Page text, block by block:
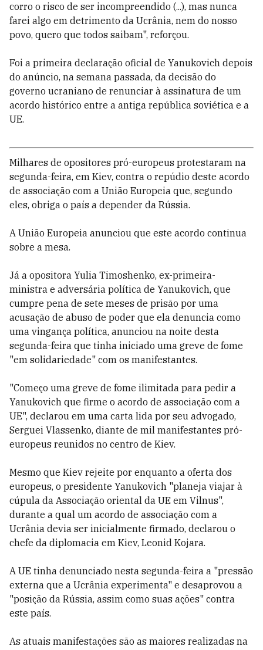
corro o risco de ser incompreendido (...), mas nunca
farei algo em detrimento da Ucrânia, nem do nosso
povo, quero que todos saibam", reforçou.
Foi a primeira declaração oficial de Yanukovich depois
do anúncio, na semana passada, da decisão do
governo ucraniano de renunciar à assinatura de um
acordo histórico entre a antiga república soviética e a
UE.
Milhares de opositores pró-europeus protestaram na
segunda-feira, em Kiev, contra o repúdio deste acordo
de associação com a União Europeia que, segundo
eles, obriga o país a depender da Rússia.
A União Europeia anunciou que este acordo continua
sobre a mesa.
Já a opositora Yulia Timoshenko, ex-primeira-
ministra e adversária política de Yanukovich, que
cumpre pena de sete meses de prisão por uma
acusação de abuso de poder que ela denuncia como
uma vingança política, anunciou na noite desta
segunda-feira que tinha iniciado uma greve de fome
"em solidariedade" com os manifestantes.
"Começo uma greve de fome ilimitada para pedir a
Yanukovich que firme o acordo de associação com a
UE", declarou em uma carta lida por seu advogado,
Serguei Vlassenko, diante de mil manifestantes pró-
europeus reunidos no centro de Kiev.
Mesmo que Kiev rejeite por enquanto a oferta dos
europeus, o presidente Yanukovich "planeja viajar à
cúpula da Associação oriental da UE em Vilnus",
durante a qual um acordo de associação com a
Ucrânia devia ser inicialmente firmado, declarou o
chefe da diplomacia em Kiev, Leonid Kojara.
A UE tinha denunciado nesta segunda-feira a "pressão
externa que a Ucrânia experimenta" e desaprovou a
"posição da Rússia, assim como suas ações" contra
este país.
As atuais manifestações são as maiores realizadas na